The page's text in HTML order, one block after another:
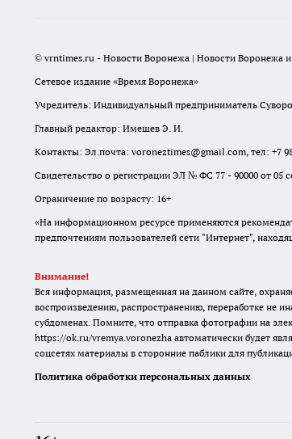
© vrntimes.ru - Новости Воронежа | Новости Воронежа и
Сетевое издание «Время Воронежа»
Учредитель: Индивидуальный предприниматель
Главный редактор: Имешев Э. И.
Контакты: Эл.почта: voroneztimes@gmail.com, тел: +7
Свидетельство о регистрации ЭЛ № ФС 77 - 90000 от 05
Ограничение по возрасту: 16+
«На информационном ресурсе применяются
предпочтениям пользователей сети "Интернет",
Внимание!
Вся информация, размещенная на данном сайте,
воспроизведению, распространению, переработке не
субдоменах. Помните, что отправка фотографии на
https://ok.ru/vremya.voronezha автоматически будет
соцсетях материалы в сторонние паблики для
Политика обработки персональных данных